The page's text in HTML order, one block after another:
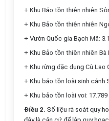
+ Khu Bảo tồn thiên nhiên
+ Khu Bảo tồn thiên nhiên
+ Vườn Quốc gia Bạch Mã:
+ Khu Bảo tồn thiên nhiên Bà
+ Khu rừng đặc dụng Cù Lao
+ Khu bảo tồn loài sinh cảnh
+ Khu bảo tồn loài voi: 17.789
Điều 2. Số liệu rà soát quy